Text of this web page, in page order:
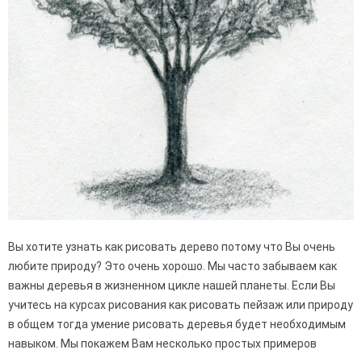
Вы хотите узнать как рисовать дерево потому что Вы очень
любите природу? Это очень хорошо. Мы часто забываем как
важны деревья в жизненном цикле нашей планеты. Если Вы
учитесь на курсах рисования как рисовать пейзаж или природу
в общем тогда умение рисовать деревья будет необходимым
навыком. Мы покажем Вам несколько простых примеров